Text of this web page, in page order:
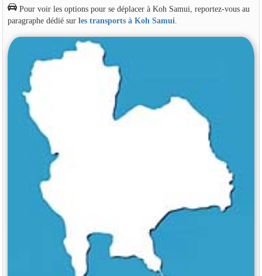
Pour voir les options pour se déplacer à Koh Samui, reportez-vous au
paragraphe dédié sur les transports à Koh Samui.